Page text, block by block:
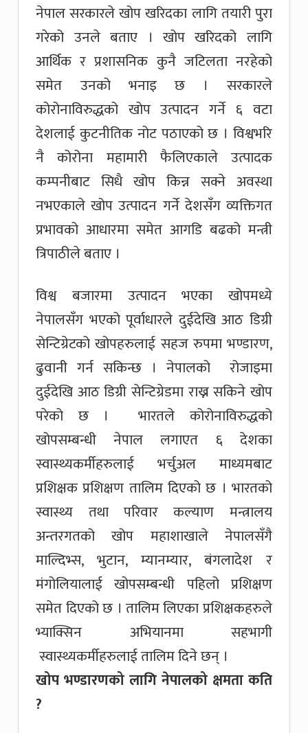
नेपाल सरकारले खोप खरिदका लागि तयारी पुरा
गरेको उनले बताए । खोप खरिदको लागि
आर्थिक र प्रशासनिक कुनै जटिलता नरहेको
समेत उनको भनाइ छ । सरकारले
कोरोनाविरुद्धको खोप उत्पादन गर्ने ६ वटा
देशलाई कुटनीतिक नोट पठाएको छ । विश्वभरि
नै कोरोना महामारी फैलिएकाले उत्पादक
कम्पनीबाट सिधै खोप किन्न सक्ने अवस्था
नभएकाले खोप उत्पादन गर्ने देशसँग व्यक्तिगत
प्रभावको आधारमा समेत आगडि बढको मन्त्री
त्रिपाठीले बताए ।
विश्व बजारमा उत्पादन भएका खोपमध्ये
नेपालसँग भएको पूर्वाधारले दुईदेखि आठ डिग्री
सेन्टिग्रेटको खोपहरुलाई सहज रुपमा भण्डारण,
ढुवानी गर्न सकिन्छ । नेपालको रोजाइमा
दुईदेखि आठ डिग्री सेन्टिग्रेडमा राख्न सकिने खोप
परेको छ । भारतले कोरोनाविरुद्धको
खोपसम्बन्धी नेपाल लगाएत ६ देशका
स्वास्थ्यकर्मीहरुलाई भर्चुअल माध्यमबाट
प्रशिक्षक प्रशिक्षण तालिम दिएको छ । भारतको
स्वास्थ्य तथा परिवार कल्याण मन्त्रालय
अन्तरगतको खोप महाशाखाले नेपालसँगै
माल्दिभ्स, भुटान, म्यानम्यार, बंगलादेश र
मंगोलियालाई खोपसम्बन्धी पहिलो प्रशिक्षण
समेत दिएको छ । तालिम लिएका प्रशिक्षकहरुले
भ्याक्सिन अभियानमा सहभागी
स्वास्थ्यकर्मीहरुलाई तालिम दिने छन् ।
खोप भण्डारणको लागि नेपालको क्षमता कति
?